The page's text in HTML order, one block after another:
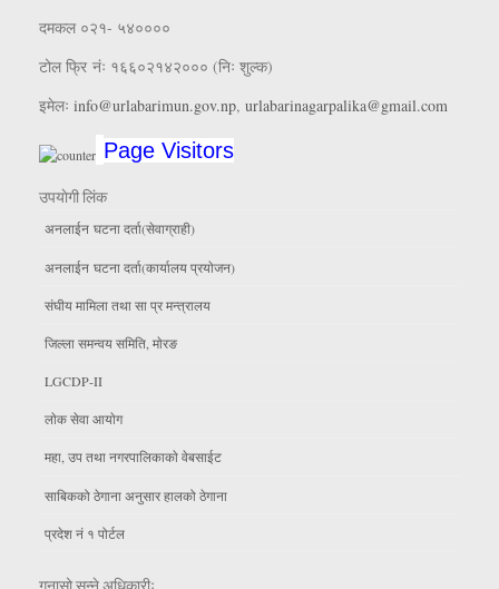
दमकल ०२१- ५४००००
टोल फ्रि नंः १६६०२१४२००० (निः शुल्क)
इमेलः info@urlabarimun.gov.np, urlabarinagarpalika@gmail.com
Page Visitors
उपयाेगी लिंक
अनलाईन घटना दर्ता(सेवाग्राही)
अनलाईन घटना दर्ता(कार्यालय प्रयाेजन)
संघीय मामिला तथा सा प्र मन्त्रालय
जिल्ला समन्वय समिति, माेरङ
LGCDP-II
लाेक सेवा आयाेग
महा, उप तथा नगरपालिकाकाे वेबसाईट
साबिकको ठेगाना अनुसार हालको ठेगाना
प्रदेश नं १ पोर्टल